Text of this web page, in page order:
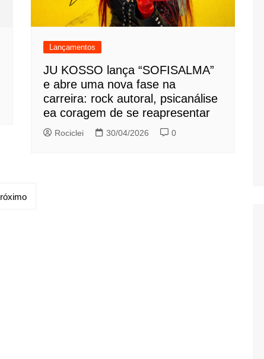
Lançamentos
JU KOSSO lança “SOFISALMA”
e abre uma nova fase na
carreira: rock autoral, psicanálise
ea coragem de se reapresentar
Rociclei 30/04/2026 0